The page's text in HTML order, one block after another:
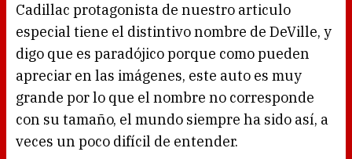
Cadillac protagonista de nuestro articulo
especial tiene el distintivo nombre de DeVille, y
digo que es paradójico porque como pueden
apreciar en las imágenes, este auto es muy
grande por lo que el nombre no corresponde
con su tamaño, el mundo siempre ha sido así, a
veces un poco difícil de entender.